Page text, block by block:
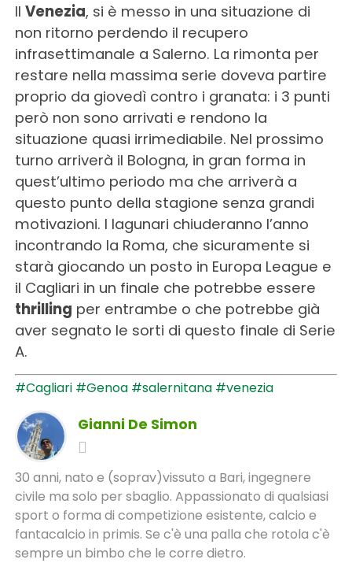
Il Venezia, si è messo in una situazione di
non ritorno perdendo il recupero
infrasettimanale a Salerno. La rimonta per
restare nella massima serie doveva partire
proprio da giovedì contro i granata: i 3 punti
però non sono arrivati e rendono la
situazione quasi irrimediabile. Nel prossimo
turno arriverà il Bologna, in gran forma in
quest’ultimo periodo ma che arriverà a
questo punto della stagione senza grandi
motivazioni. I lagunari chiuderanno l’anno
incontrando la Roma, che sicuramente si
starà giocando un posto in Europa League e
il Cagliari in un finale che potrebbe essere
thrilling per entrambe o che potrebbe già
aver segnato le sorti di questo finale di Serie
A.
#Cagliari #Genoa #salernitana #venezia
Gianni De Simon
30 anni, nato e (soprav)vissuto a Bari, ingegnere
civile ma solo per sbaglio. Appassionato di qualsiasi
sport o forma di competizione esistente, calcio e
fantacalcio in primis. Se c'è una palla che rotola c'è
sempre un bimbo che le corre dietro.